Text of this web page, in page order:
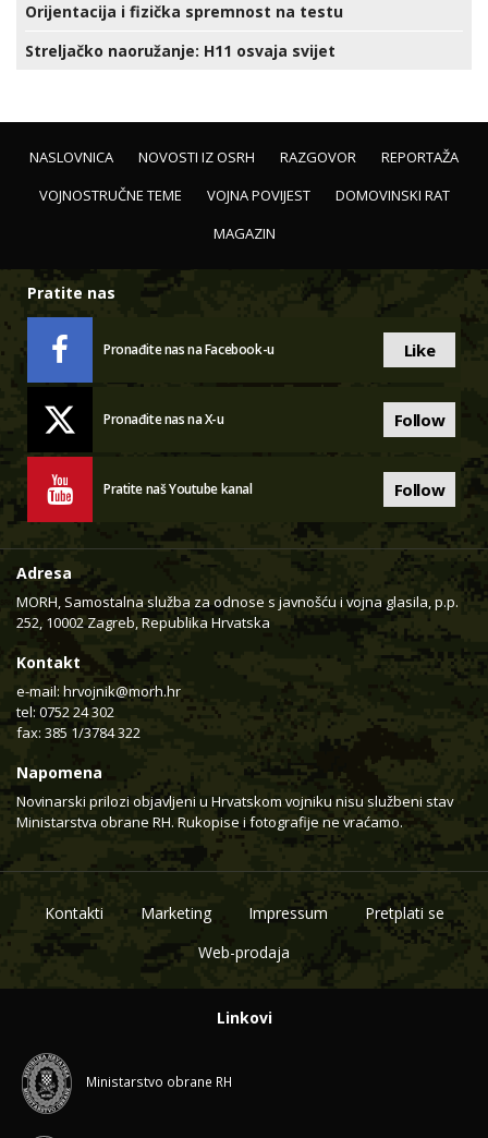
Orijentacija i fizička spremnost na testu
Streljačko naoružanje: H11 osvaja svijet
NASLOVNICA NOVOSTI IZ OSRH RAZGOVOR
REPORTAŽA
VOJNOSTRUČNE TEME
VOJNA POVIJEST
DOMOVINSKI RAT
MAGAZIN
Pratite nas
Pronađite nas na Facebook-u Like
Pronađite nas na X-u Follow
Pratite naš Youtube kanal Follow
Adresa
MORH, Samostalna služba za odnose s javnošću i vojna glasila, p.p.
252, 10002 Zagreb, Republika Hrvatska
Kontakt
e-mail: hrvojnik@morh.hr
tel: 0752 24 302
fax: 385 1/3784 322
Napomena
Novinarski prilozi objavljeni u Hrvatskom vojniku nisu službeni stav
Ministarstva obrane RH. Rukopise i fotografije ne vraćamo.
Kontakti Marketing Impressum
Pretplati se
Web-prodaja
Linkovi
Ministarstvo obrane RH